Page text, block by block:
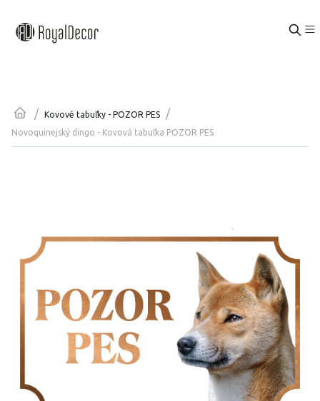
/ Kovové tabuľky - POZOR PES /
Novoquinejský dingo - Kovová tabuľka POZOR PES